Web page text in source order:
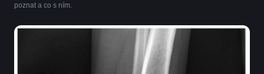
poznat a co s ním.